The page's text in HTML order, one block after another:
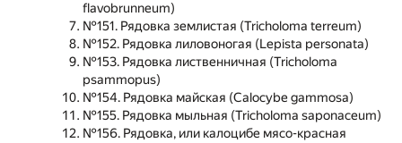
flavobrunneum)
№151. Рядовка землистая (Tricholoma terreum)
№152. Рядовка лиловоногая (Lepista personata)
№153. Рядовка лиственничная (Tricholoma
psammopus)
№154. Рядовка майская (Calocybe gammosa)
№155. Рядовка мыльная (Tricholoma saponaceum)
№156. Рядовка, или калоцибе мясо-красная